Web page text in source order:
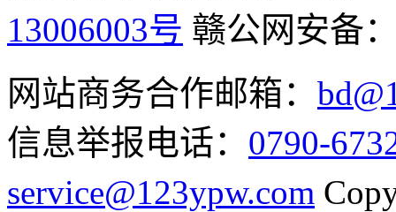
13006003号 赣公网安备
网站商务合作邮箱：
信息举报电话： 0790-
service@123ypw.com